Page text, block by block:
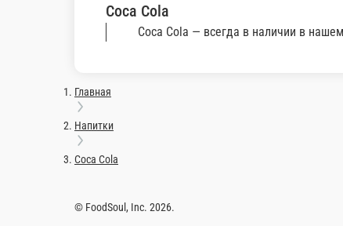
Coca Cola
Coca Cola — всегда в наличии в
Главная
Напитки
Coca Cola
© FoodSoul, Inc. 2026.